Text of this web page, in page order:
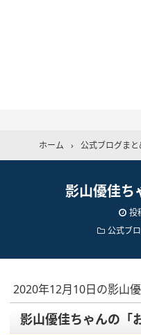
ホーム › 公式ブログまと
影山優佳ち
投
公式ブ
2020年12月10日の影山
影山優佳ちゃんの「